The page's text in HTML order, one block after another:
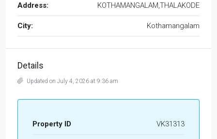
Address: KOTHAMANGALAM,THALAKODE
City: Kothamangalam
Details
Updated on July 4, 2026 at 9:36 am
Property ID VK31313